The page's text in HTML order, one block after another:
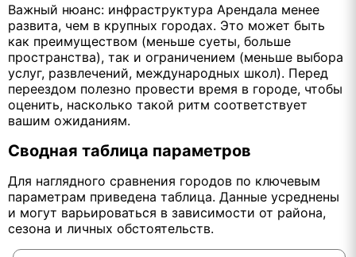
Важный нюанс: инфраструктура Арендала менее
развита, чем в крупных городах. Это может быть
как преимуществом (меньше суеты, больше
пространства), так и ограничением (меньше выбора
услуг, развлечений, международных школ). Перед
переездом полезно провести время в городе, чтобы
оценить, насколько такой ритм соответствует
вашим ожиданиям.
Сводная таблица параметров
Для наглядного сравнения городов по ключевым
параметрам приведена таблица. Данные усреднены
и могут варьироваться в зависимости от района,
сезона и личных обстоятельств.